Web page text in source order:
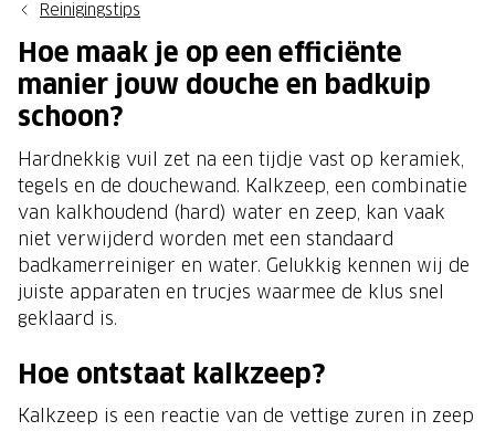
Reinigingstips
Hoe maak je op een efficiënte
manier jouw douche en badkuip
schoon?
Hardnekkig vuil zet na een tijdje vast op keramiek,
tegels en de douchewand. Kalkzeep, een combinatie
van kalkhoudend (hard) water en zeep, kan vaak
niet verwijderd worden met een standaard
badkamerreiniger en water. Gelukkig kennen wij de
juiste apparaten en trucjes waarmee de klus snel
geklaard is.
Hoe ontstaat kalkzeep?
Kalkzeep is een reactie van de vettige zuren in zeep